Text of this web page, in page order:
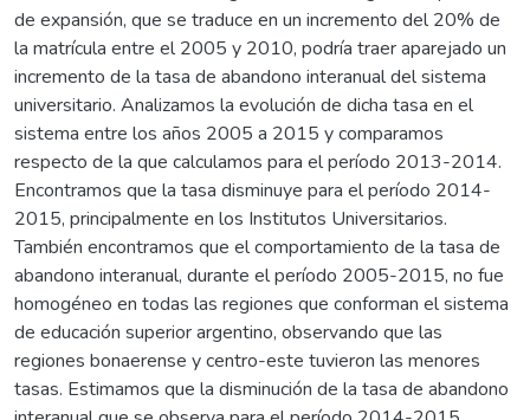
de expansión, que se traduce en un incremento del 20% de
la matrícula entre el 2005 y 2010, podría traer aparejado un
incremento de la tasa de abandono interanual del sistema
universitario. Analizamos la evolución de dicha tasa en el
sistema entre los años 2005 a 2015 y comparamos
respecto de la que calculamos para el período 2013-2014.
Encontramos que la tasa disminuye para el período 2014-
2015, principalmente en los Institutos Universitarios.
También encontramos que el comportamiento de la tasa de
abandono interanual, durante el período 2005-2015, no fue
homogéneo en todas las regiones que conforman el sistema
de educación superior argentino, observando que las
regiones bonaerense y centro-este tuvieron las menores
tasas. Estimamos que la disminución de la tasa de abandono